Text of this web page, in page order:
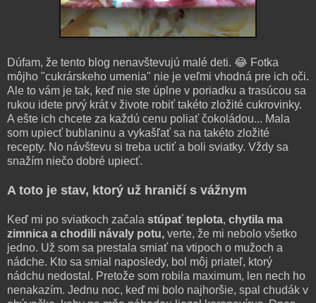
Dúfam, že tento blog nenavštevujú malé deti. 😂 Fotka
môjho "cukrárskeho umenia" nie je veľmi vhodná pre ich oči.
Ale to vám je tak, keď nie ste úplne v poriadku a trasúcou sa
rukou idete prvý krát v živote robiť takéto zložité cukrovinky.
A ešte ich chcete za každú cenu poliať čokoládou... Mala
som upiecť bublaninu a vykašľať sa na takéto zložité
recepty. No návštevu si treba uctiť a boli sviatky. Vždy sa
snažím niečo dobré upiecť.
A toto je stav, ktorý už hraničí s vážnym
Keď mi po sviatkoch začala stúpať teplota, chytila ma
zimnica a chodili návaly potu, verte, že mi nebolo všetko
jedno. Už som sa prestala smiať na vtipoch o mužoch a
nádche. Kto sa smial naposledy, bol môj priateľ, ktorý
nádchu nedostal. Pretože som robila maximum, len nech ho
nenakazím. Jednu noc, keď mi bolo najhoršie, spal chudák v